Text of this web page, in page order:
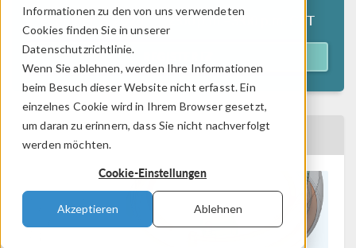
Informationen zu den von uns verwendeten
Cookies finden Sie in unserer
Datenschutzrichtlinie.
Wenn Sie ablehnen, werden Ihre Informationen
beim Besuch dieser Website nicht erfasst. Ein
einzelnes Cookie wird in Ihrem Browser gesetzt,
um daran zu erinnern, dass Sie nicht nachverfolgt
werden möchten.
Cookie-Einstellungen
Akzeptieren Ablehnen
December 2, 2026 2:00 p.m.–3:00 p.m. CET
BACK TO EVENTS CALENDAR